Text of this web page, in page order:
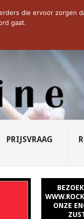
RUYNED – PROFANU...
PRIJSVRAAG
ONZE
die ervoor zorgen
gaat.